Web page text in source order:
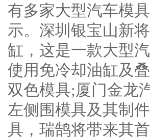
有多家大型汽车模
示。深圳银宝山新
缸，这是一款大型
使用免冷却油缸及
双色模具;厦门金龙
左侧围模具及其制
具，瑞鹄将带来其